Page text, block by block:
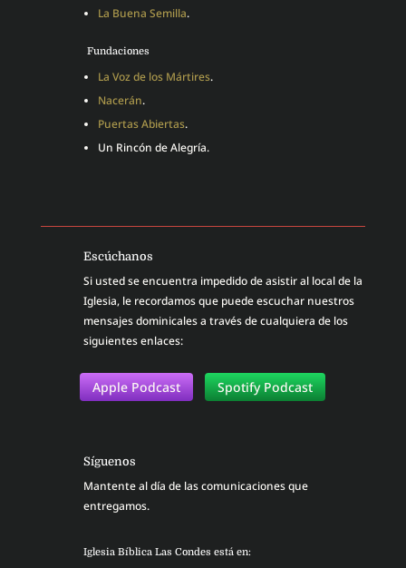
La Buena Semilla.
Fundaciones
La Voz de los Mártires.
Nacerán.
Puertas Abiertas.
Un Rincón de Alegría.
Escúchanos
Si usted se encuentra impedido de asistir al local de la
Iglesia, le recordamos que puede escuchar nuestros
mensajes dominicales a través de cualquiera de los
siguientes enlaces:
Apple Podcast Spotify Podcast
Síguenos
Mantente al día de las comunicaciones que
entregamos.
Iglesia Bíblica Las Condes está en: